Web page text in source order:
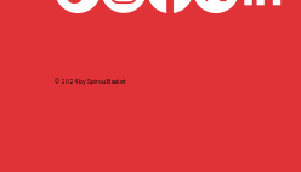
© 2024 by Spirou Basket